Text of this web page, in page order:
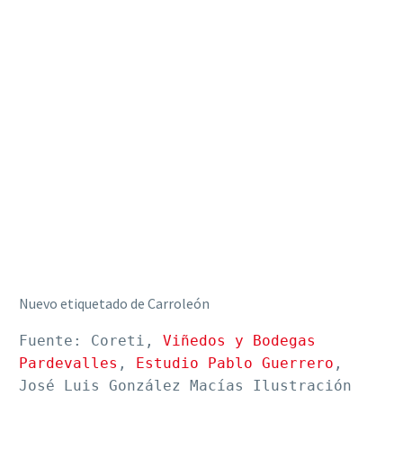
Nuevo etiquetado de Carroleón
Fuente: Coreti, Viñedos y Bodegas
Pardevalles , Estudio Pablo Guerrero ,
José Luis González Macías Ilustración